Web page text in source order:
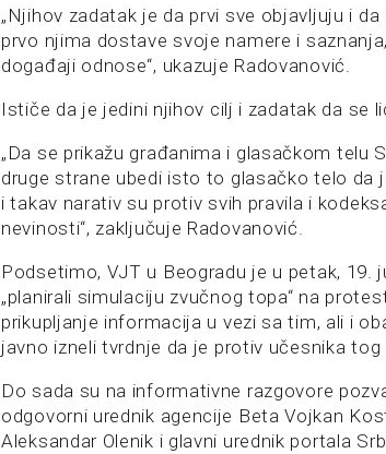
„Njihov zadatak je da prvi sve objavljuju i
prvo njima dostave svoje namere i
događaji odnose“, ukazuje Radovanović.
Ističe da je jedini njihov cilj i zadatak da se
„Da se prikažu građanima i glasačkom telu
druge strane ubedi isto to glasačko telo da
i takav narativ su protiv svih pravila i
nevinosti“, zaključuje Radovanović.
Podsetimo, VJT u Beogradu je u petak,
„planirali simulaciju zvučnog topa“ na
prikupljanje informacija u vezi sa tim, ali i
javno izneli tvrdnje da je protiv učesnika
Do sada su na informativne razgovore
odgovorni urednik agencije Beta Vojkan
Aleksandar Olenik i glavni urednik portala